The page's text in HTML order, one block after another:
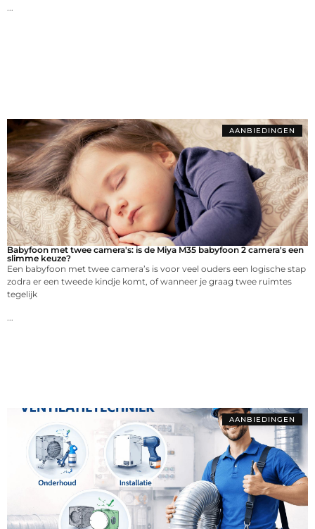
AANBIEDINGEN
Babyfoon met twee camera's: is de Miya M35 babyfoon 2 camera's een
slimme keuze?
Een babyfoon met twee camera’s is voor veel ouders een logische stap
zodra er een tweede kindje komt, of wanneer je graag twee ruimtes
tegelijk
AANBIEDINGEN